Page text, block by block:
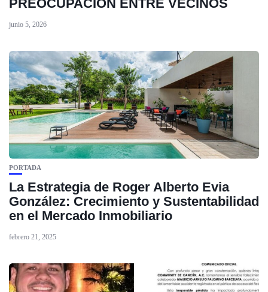
PREOCUPACIÓN ENTRE VECINOS
junio 5, 2026
PORTADA
La Estrategia de Roger Alberto Evia
González: Crecimiento y Sustentabilidad
en el Mercado Inmobiliario
febrero 21, 2025